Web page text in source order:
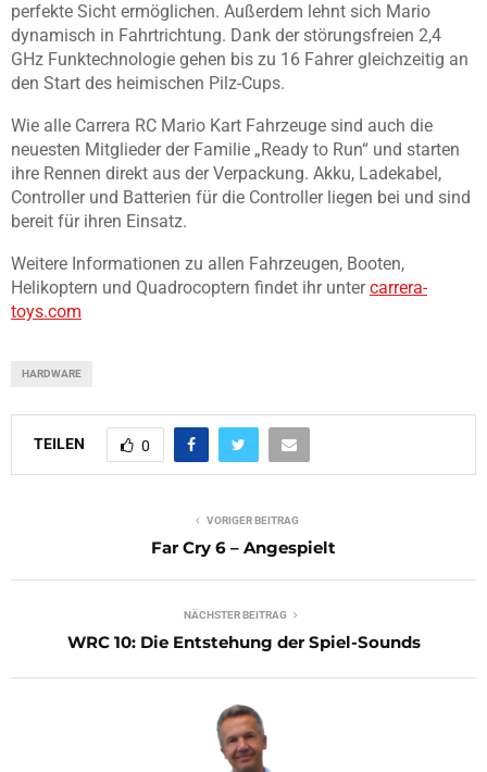
perfekte Sicht ermöglichen. Außerdem lehnt sich Mario
dynamisch in Fahrtrichtung. Dank der störungsfreien 2,4
GHz Funktechnologie gehen bis zu 16 Fahrer gleichzeitig an
den Start des heimischen Pilz-Cups.
Wie alle Carrera RC Mario Kart Fahrzeuge sind auch die
neuesten Mitglieder der Familie „Ready to Run“ und starten
ihre Rennen direkt aus der Verpackung. Akku, Ladekabel,
Controller und Batterien für die Controller liegen bei und sind
bereit für ihren Einsatz.
Weitere Informationen zu allen Fahrzeugen, Booten,
Helikoptern und Quadrocoptern findet ihr untercarrera-
toys.com
HARDWARE
TEILEN 0
VORIGER BEITRAG
Far Cry 6 – Angespielt
NÄCHSTER BEITRAG
WRC 10: Die Entstehung der Spiel-Sounds